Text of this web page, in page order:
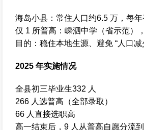
海岛小县：常住人口约6.5 万，每年
仅 1 所普高：嵊泗中学（省示范）
目的：稳住本地生源、避免 “人口
2025 年实施情况
全县初三毕业生332 人
266 人选普高（全部录取）
66 人直接选职高
高一结束后，9 人从普高自愿分流到